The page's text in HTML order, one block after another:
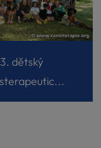
3. dětský